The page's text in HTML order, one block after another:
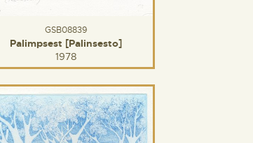
GSB08839
Palimpsest [Palinsesto]
1978